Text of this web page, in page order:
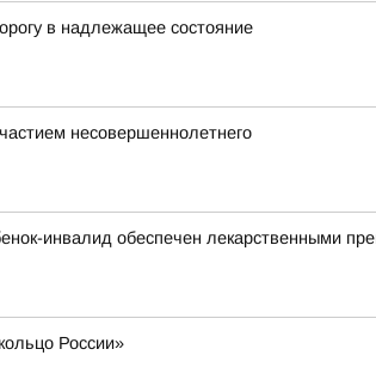
в надлежащее состояние
несовершеннолетнего
инвалид обеспечен лекарственными
России»